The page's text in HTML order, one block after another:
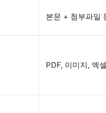
본문 + 첨부파일
PDF, 이미지, 엑